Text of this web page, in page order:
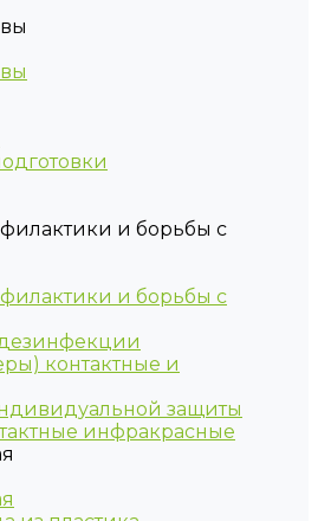
и борьбы с
и борьбы с
контактные и
защиты
инфракрасные